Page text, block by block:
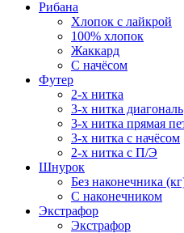
Рибана
Хлопок с лайкрой
100% хлопок
Жаккард
С начёсом
Футер
2-х нитка
3-х нитка диагональ
3-х нитка прямая
3-х нитка с начёсом
2-х нитка с П/Э
Шнурок
Без наконечника
С наконечником
Экстрафор
Экстрафор